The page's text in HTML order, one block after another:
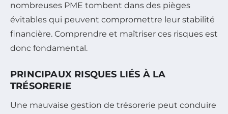
nombreuses PME tombent dans des pièges
évitables qui peuvent compromettre leur stabilité
financière. Comprendre et maîtriser ces risques est
donc fondamental.
PRINCIPAUX RISQUES LIÉS À LA
TRÉSORERIE
Une mauvaise gestion de trésorerie peut conduire